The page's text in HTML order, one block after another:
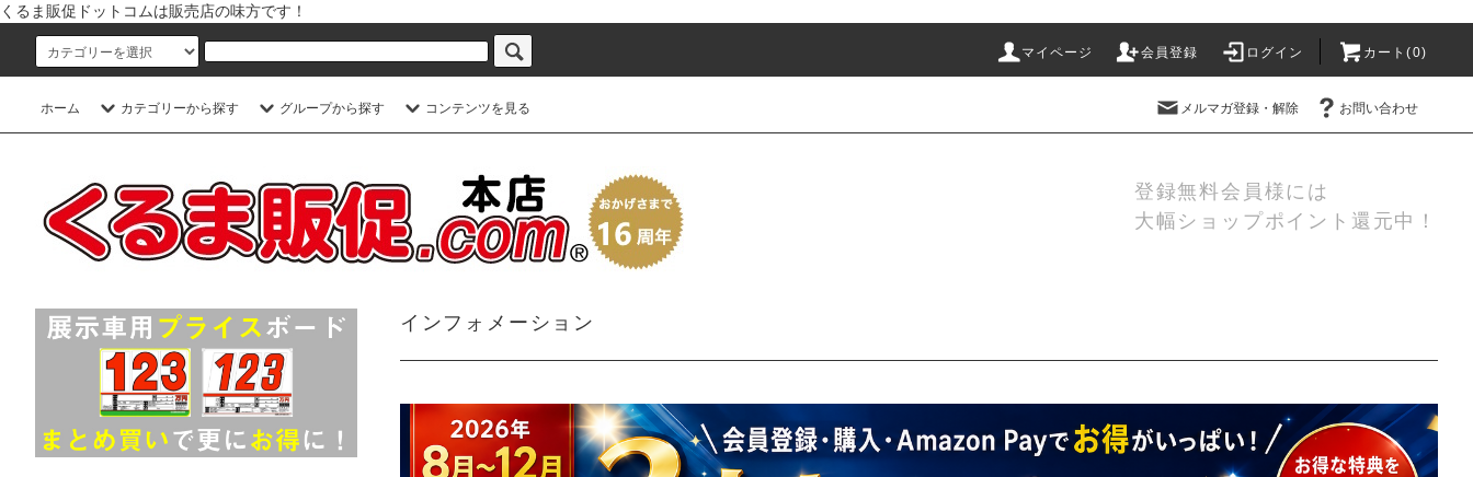
くるま販促ドットコムは販売店の味方です！
マイページ 会員登録 ログイン カート(0)
ホーム カテゴリーから探す グループから探す コンテンツを見る メルマガ登録・解除 お問い合わせ
登録無料会員様には
大幅ショップポイント還元中！
インフォメーション